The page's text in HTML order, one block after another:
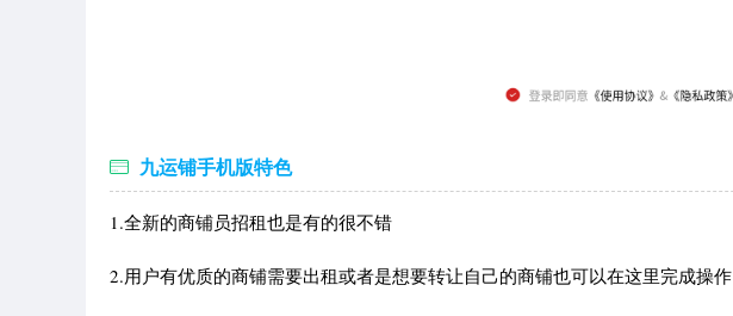
九运铺手机版特色
1.全新的商铺员招租也是有的很不错
2.用户有优质的商铺需要出租或者是想要转让自己的商铺也可以在这里完成操作